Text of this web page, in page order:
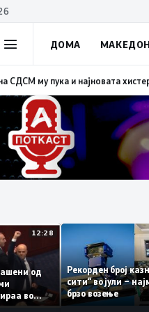
ДОМА
Како што му пукна меурот
12:28
од
во
Рекорден број
сити“ во јули –
брзо возење